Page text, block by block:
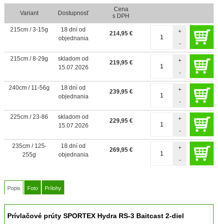
Variant Dostupnosť
Cena
s DPH
215cm / 3-15g
18 dní od
objednania
214,95 €
-
+
215cm / 8-29g
skladom od
15.07.2026
219,95 €
-
+
240cm / 11-56g
18 dní od
objednania
239,95 €
-
+
225cm / 23-86
skladom od
15.07.2026
229,95 €
-
+
235cm / 125-
255g
18 dní od
objednania
269,95 €
-
+
Popis Foto Prílohy
Prívlačové prúty SPORTEX Hydra RS-3 Baitcast 2-diel